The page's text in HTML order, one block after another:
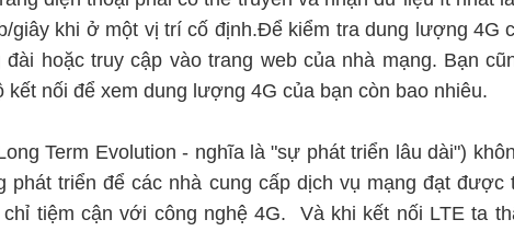
giây khi ở một vị trí cố định.Để kiểm tra dung lượng 4G
hoặc truy cập vào trang web của nhà mạng. Bạn
kết nối để xem dung lượng 4G của bạn còn bao nhiêu.
Term Evolution - nghĩa là "sự phát triển lâu dài")
phát triển để các nhà cung cấp dịch vụ mạng đạt được
tiệm cận với công nghệ 4G. Và khi kết nối LTE ta